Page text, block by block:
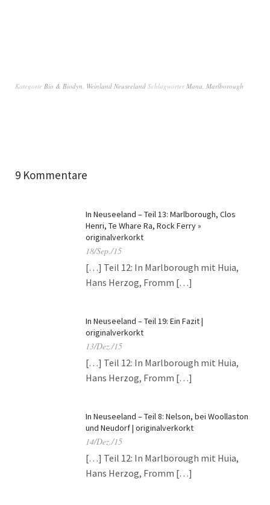
Kategorie Bio & Biodyn, Weinland Neuseeland SchlagwörterMana, Marlborough
9 Kommentare
In Neuseeland – Teil 13: Marlborough, Clos
Henri, Te Whare Ra, Rock Ferry »
originalverkorkt
18/Sep./15
[…] Teil 12: In Marlborough mit Huia,
Hans Herzog, Fromm […]
In Neuseeland – Teil 19: Ein Fazit |
originalverkorkt
13/Dez./15
[…] Teil 12: In Marlborough mit Huia,
Hans Herzog, Fromm […]
In Neuseeland – Teil 8: Nelson, bei Woollaston
und Neudorf | originalverkorkt
14/Dez./15
[…] Teil 12: In Marlborough mit Huia,
Hans Herzog, Fromm […]